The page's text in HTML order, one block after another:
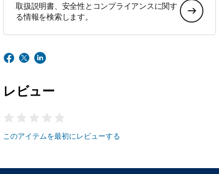
取扱説明書、安全性とコンプライアンスに関す
る情報を検索します。
レビュー
このアイテムを最初にレビューする